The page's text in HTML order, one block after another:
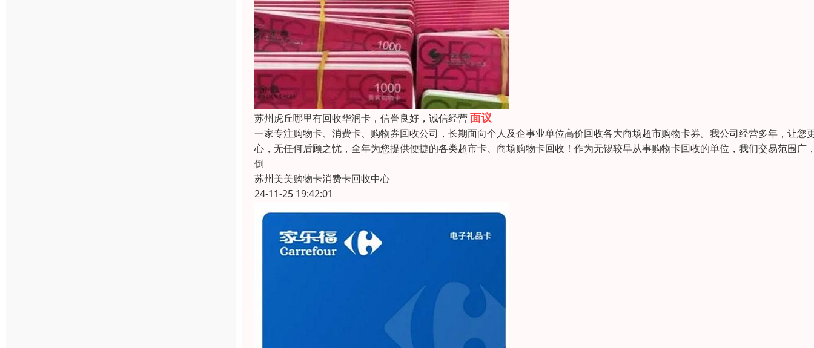
苏州虎丘哪里有回收华润卡，信誉良好，诚信经营面议
一家专注购物卡、消费卡、购物券回收公司，长期面向个人及企事业单位高价回收各大商场超市购物卡券。我公司经营多年，让您
心，无任何后顾之忧，全年为您提供便捷的各类超市卡、商场购物卡回收！作为无锡较早从事购物卡回收的单位，我们交易范围广
倒
苏州美美购物卡消费卡回收中心
24-11-25 19:42:01